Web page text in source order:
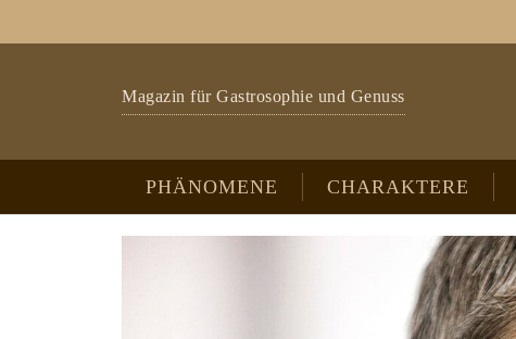
Magazin für Gastrosophie und Genuss
PHÄNOMENE CHARAKTERE